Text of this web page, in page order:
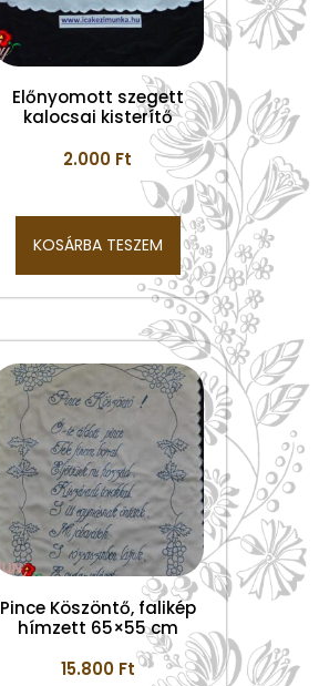
Előnyomott szegett
kalocsai kisterítő
2.000 Ft
KOSÁRBA TESZEM
Pince Köszöntő, falikép
hímzett 65×55 cm
15.800 Ft